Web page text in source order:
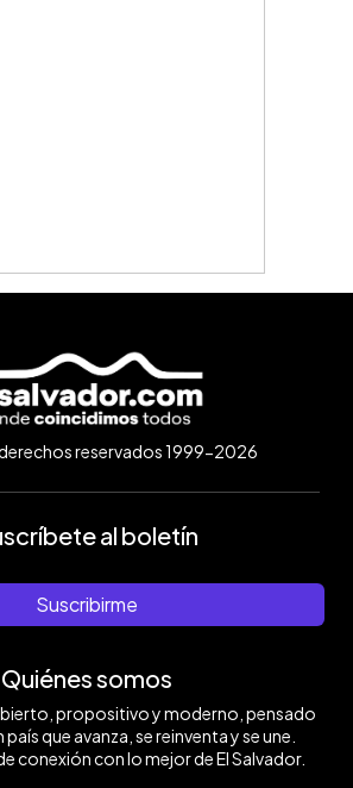
reservados 1999-2026
al boletín
Suscribirme
Quiénes somos
propositivo y moderno, pensado
que avanza, se reinventa y se une.
conexión con lo mejor de El Salvador.